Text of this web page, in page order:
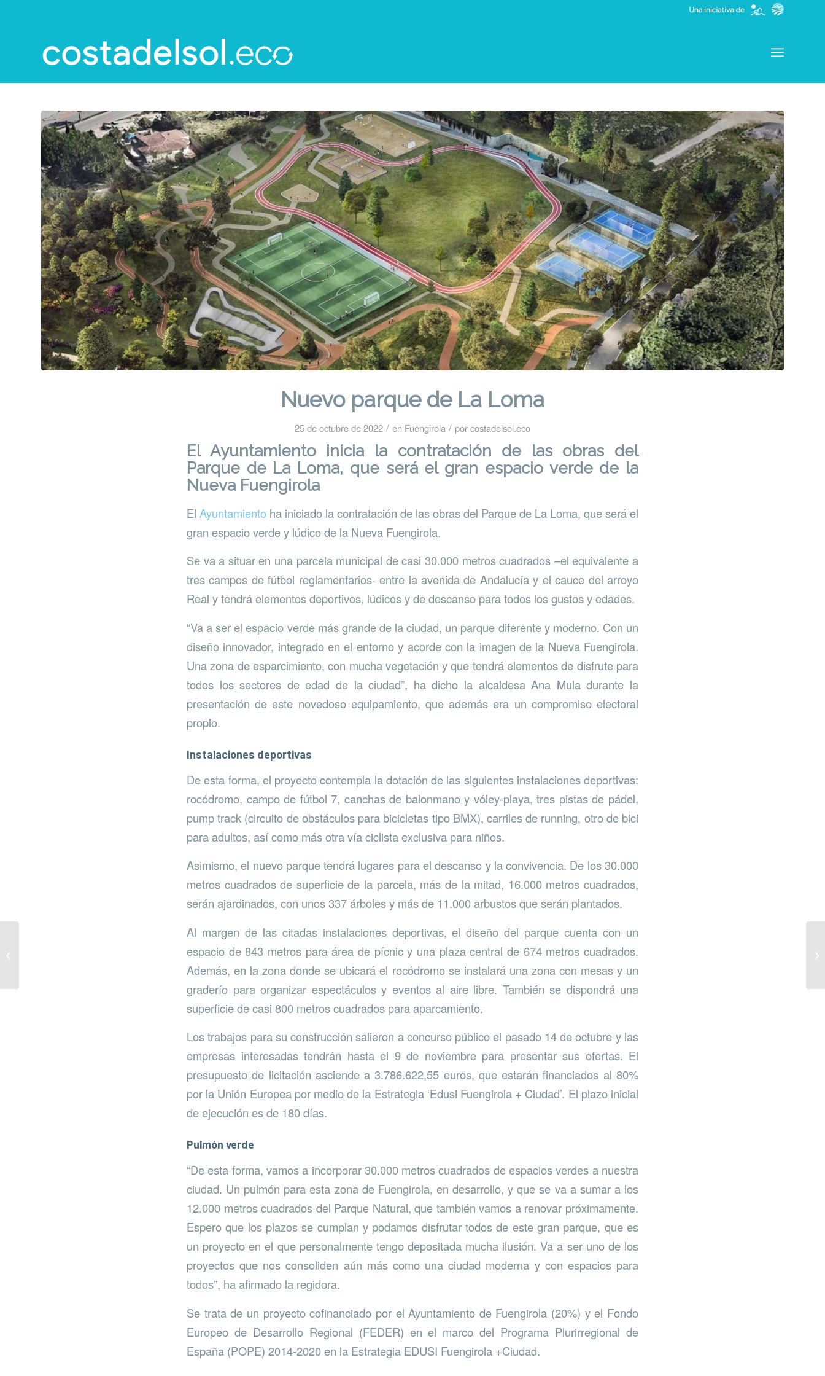
Nuevo parque de La Loma
25 de octubre de 2022 / en Fuengirola / porcostadelsol.eco
El Ayuntamiento inicia la contratación de las obras del
Parque de La Loma, que será el gran espacio verde de la
Nueva Fuengirola
El Ayuntamiento ha iniciado la contratación de las obras del Parque de La Loma, que será el
gran espacio verde y lúdico de la Nueva Fuengirola.
Se va a situar en una parcela municipal de casi 30.000 metros cuadrados –el equivalente a
tres campos de fútbol reglamentarios- entre la avenida de Andalucía y el cauce del arroyo
Real y tendrá elementos deportivos, lúdicos y de descanso para todos los gustos y edades.
“Va a ser el espacio verde más grande de la ciudad, un parque diferente y moderno. Con un
diseño innovador, integrado en el entorno y acorde con la imagen de la Nueva Fuengirola.
Una zona de esparcimiento, con mucha vegetación y que tendrá elementos de disfrute para
todos los sectores de edad de la ciudad”, ha dicho la alcaldesa Ana Mula durante la
presentación de este novedoso equipamiento, que además era un compromiso electoral
propio.
Instalaciones deportivas
De esta forma, el proyecto contempla la dotación de las siguientes instalaciones deportivas:
rocódromo, campo de fútbol 7, canchas de balonmano y vóley-playa, tres pistas de pádel,
pump track (circuito de obstáculos para bicicletas tipo BMX), carriles de running, otro de bici
para adultos, así como más otra vía ciclista exclusiva para niños.
Asimismo, el nuevo parque tendrá lugares para el descanso y la convivencia. De los 30.000
metros cuadrados de superficie de la parcela, más de la mitad, 16.000 metros cuadrados,
serán ajardinados, con unos 337 árboles y más de 11.000 arbustos que serán plantados.
Al margen de las citadas instalaciones deportivas, el diseño del parque cuenta con un
espacio de 843 metros para área de pícnic y una plaza central de 674 metros cuadrados.
Además, en la zona donde se ubicará el rocódromo se instalará una zona con mesas y un
graderío para organizar espectáculos y eventos al aire libre. También se dispondrá una
superficie de casi 800 metros cuadrados para aparcamiento.
Los trabajos para su construcción salieron a concurso público el pasado 14 de octubre y las
empresas interesadas tendrán hasta el 9 de noviembre para presentar sus ofertas. El
presupuesto de licitación asciende a 3.786.622,55 euros, que estarán financiados al 80%
por la Unión Europea por medio de la Estrategia ‘Edusi Fuengirola + Ciudad’. El plazo inicial
de ejecución es de 180 días.
Pulmón verde
“De esta forma, vamos a incorporar 30.000 metros cuadrados de espacios verdes a nuestra
ciudad. Un pulmón para esta zona de Fuengirola, en desarrollo, y que se va a sumar a los
12.000 metros cuadrados del Parque Natural, que también vamos a renovar próximamente.
Espero que los plazos se cumplan y podamos disfrutar todos de este gran parque, que es
un proyecto en el que personalmente tengo depositada mucha ilusión. Va a ser uno de los
proyectos que nos consoliden aún más como una ciudad moderna y con espacios para
todos”, ha afirmado la regidora.
Se trata de un proyecto cofinanciado por el Ayuntamiento de Fuengirola (20%) y el Fondo
Europeo de Desarrollo Regional (FEDER) en el marco del Programa Plurirregional de
España (POPE) 2014-2020 en la Estrategia EDUSI Fuengirola +Ciudad.